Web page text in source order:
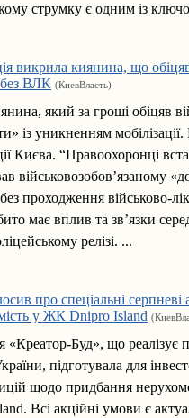
струмку є одним із
викрила киянина, що обіцяв
без ВЛК (КиевВласть)
який за гроші обіцяв
із уникненням мобілізації.
Києва. “Правоохоронці
військовозобов’язаному
проходження військово-
має вплив та зв’язки
релізі. ...
про спеціальні серпневі
у ЖК Dnipro Island
«Креатор-Буд», що реалізує
підготувала для
щодо придбання
Всі акційні умови є